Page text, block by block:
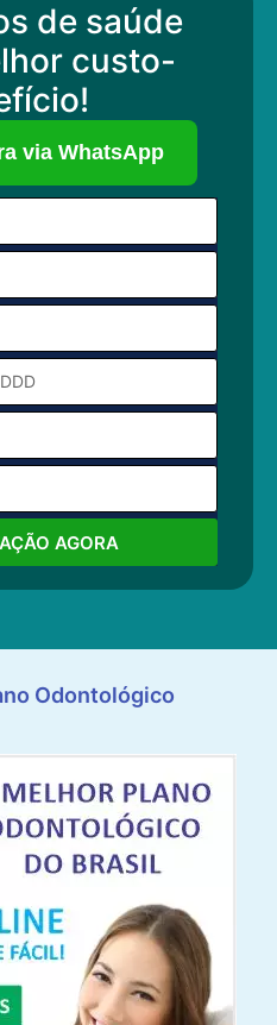
de saúde
custo-
via WhatsApp
AGORA
Odontológico